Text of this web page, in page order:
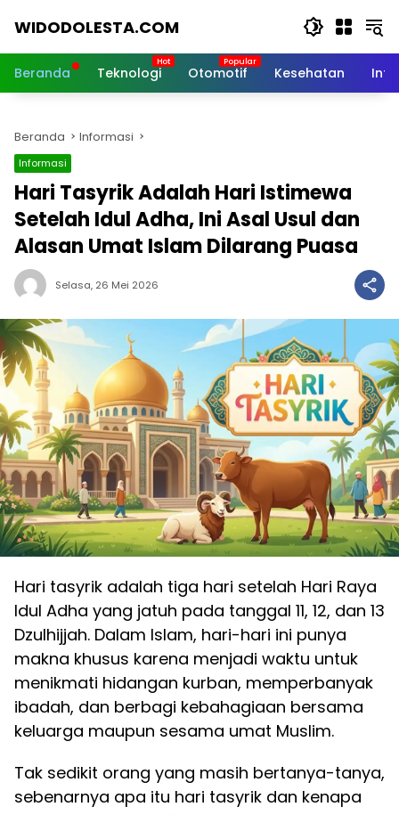
WIDODOLESTA.COM
dan
Terkini
Beranda Teknologi Otomotif Kesehatan
Beranda Informasi
Informasi
Hari Tasyrik Adalah Hari Istimewa
Setelah Idul Adha, Ini Asal Usul dan
Alasan Umat Islam Dilarang Puasa
Selasa, 26 Mei 2026
Hari tasyrik adalah tiga hari setelah Hari Raya
Idul Adha yang jatuh pada tanggal 11, 12, dan 13
Dzulhijjah. Dalam Islam, hari-hari ini punya
makna khusus karena menjadi waktu untuk
menikmati hidangan kurban, memperbanyak
ibadah, dan berbagi kebahagiaan bersama
keluarga maupun sesama umat Muslim.
Tak sedikit orang yang masih bertanya-tanya,
sebenarnya apa itu hari tasyrik dan kenapa